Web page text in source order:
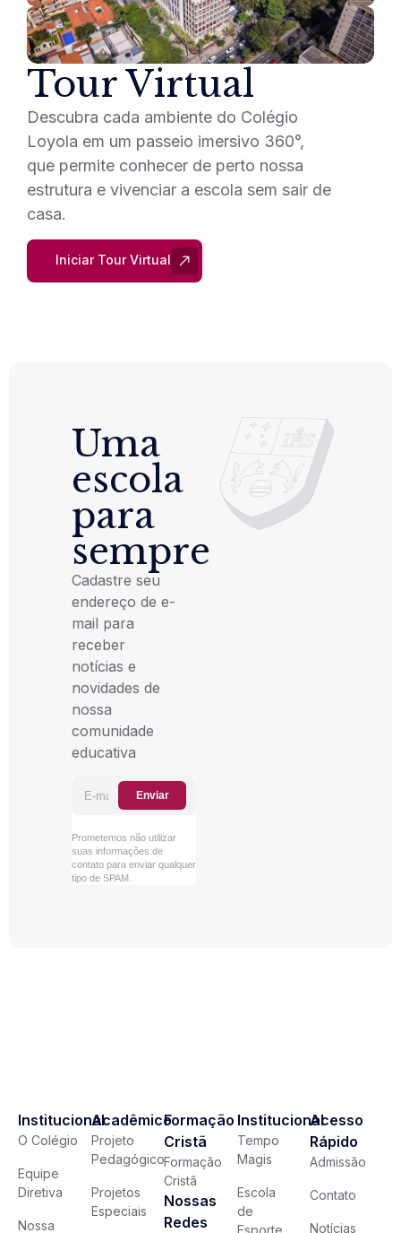
Tour Virtual
Descubra cada ambiente do Colégio
Loyola em um passeio imersivo 360°,
que permite conhecer de perto nossa
estrutura e vivenciar a escola sem sair de
casa.
Iniciar Tour Virtual
Uma
escola
para
sempre
Cadastre seu
endereço de e-
mail para
receber
notícias e
novidades de
nossa
comunidade
educativa
Enviar
Prometemos não utilizar
suas informações de
contato para enviar qualquer
tipo de SPAM.
Institucional
O Colégio
Equipe
Diretiva
Nossa
Acadêmico
Projeto
Pedagógico
Projetos
Especiais
Formação
Cristã
Formação
Cristã
Nossas
Redes
Institucional
Tempo
Magis
Escola
de
Acesso
Rápido
Admissão
Contato
Notícias